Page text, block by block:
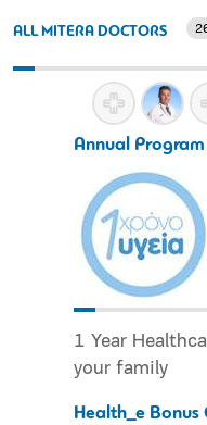
ALL MITERA DOCTORS
Annual
1 Year
your family
Health_e Bonus